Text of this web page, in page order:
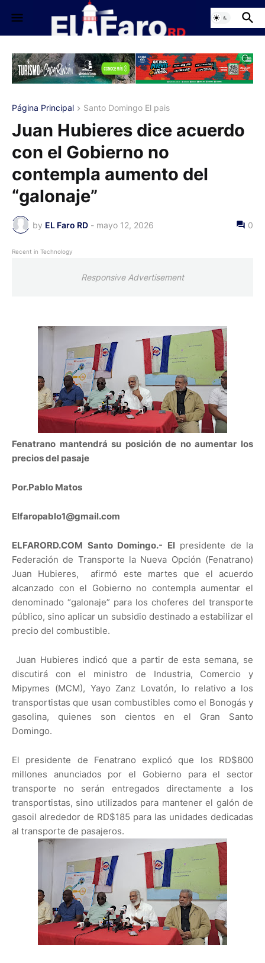
Página Principal Santo Domingo El pais
Juan Hubieres dice acuerdo
con el Gobierno no
contempla aumento del
“galonaje”
by EL Faro RD - mayo 12, 2026 0
Recent in Technology
Responsive Advertisement
Fenatrano mantendrá su posición de no aumentar los
precios del pasaje
Por.Pablo Matos
Elfaropablo1@gmail.com
ELFARORD.COM Santo Domingo.- Elpresidente de la
Federación de Transporte la Nueva Opción (Fenatrano)
Juan Hubieres, afirmó este martes que el acuerdo
alcanzado con el Gobierno no contempla aumentar el
denominado “galonaje” para los choferes del transporte
público, sino aplicar un subsidio destinado a estabilizar el
precio del combustible.
Juan Hubieres indicó que a partir de esta semana, se
discutirá con el ministro de Industria, Comercio y
Mipymes (MCM), Yayo Zanz Lovatón, lo relativo a los
transportistas que usan combustibles como el Bonogás y
gasolina, quienes son cientos en el Gran Santo
Domingo.
El presidente de Fenatrano explicó que los RD$800
millones anunciados por el Gobierno para el sector
transporte no serán entregados directamente a los
transportistas, sino utilizados para mantener el galón de
gasoil alrededor de RD$185 para las unidades dedicadas
al transporte de pasajeros.